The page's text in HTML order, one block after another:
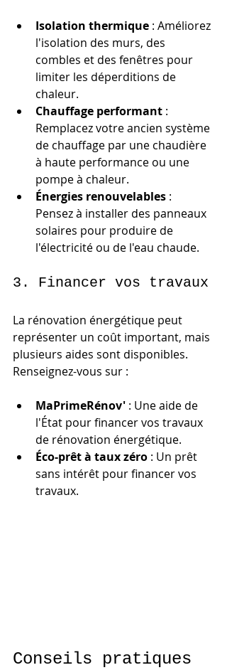
Isolation thermique : Améliorez
l'isolation des murs, des
combles et des fenêtres pour
limiter les déperditions de
chaleur.
Chauffage performant :
Remplacez votre ancien système
de chauffage par une chaudière
à haute performance ou une
pompe à chaleur.
Énergies renouvelables :
Pensez à installer des panneaux
solaires pour produire de
l'électricité ou de l'eau chaude.
3. Financer vos travaux
La rénovation énergétique peut
représenter un coût important, mais
plusieurs aides sont disponibles.
Renseignez-vous sur :
MaPrimeRénov' : Une aide de
l'État pour financer vos travaux
de rénovation énergétique.
Éco-prêt à taux zéro : Un prêt
sans intérêt pour financer vos
travaux.
Conseils pratiques